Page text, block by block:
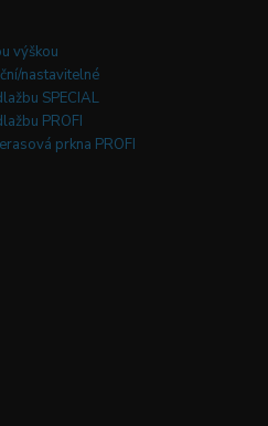
výškou
nastavitelné
SPECIAL
PROFI
prkna PROFI